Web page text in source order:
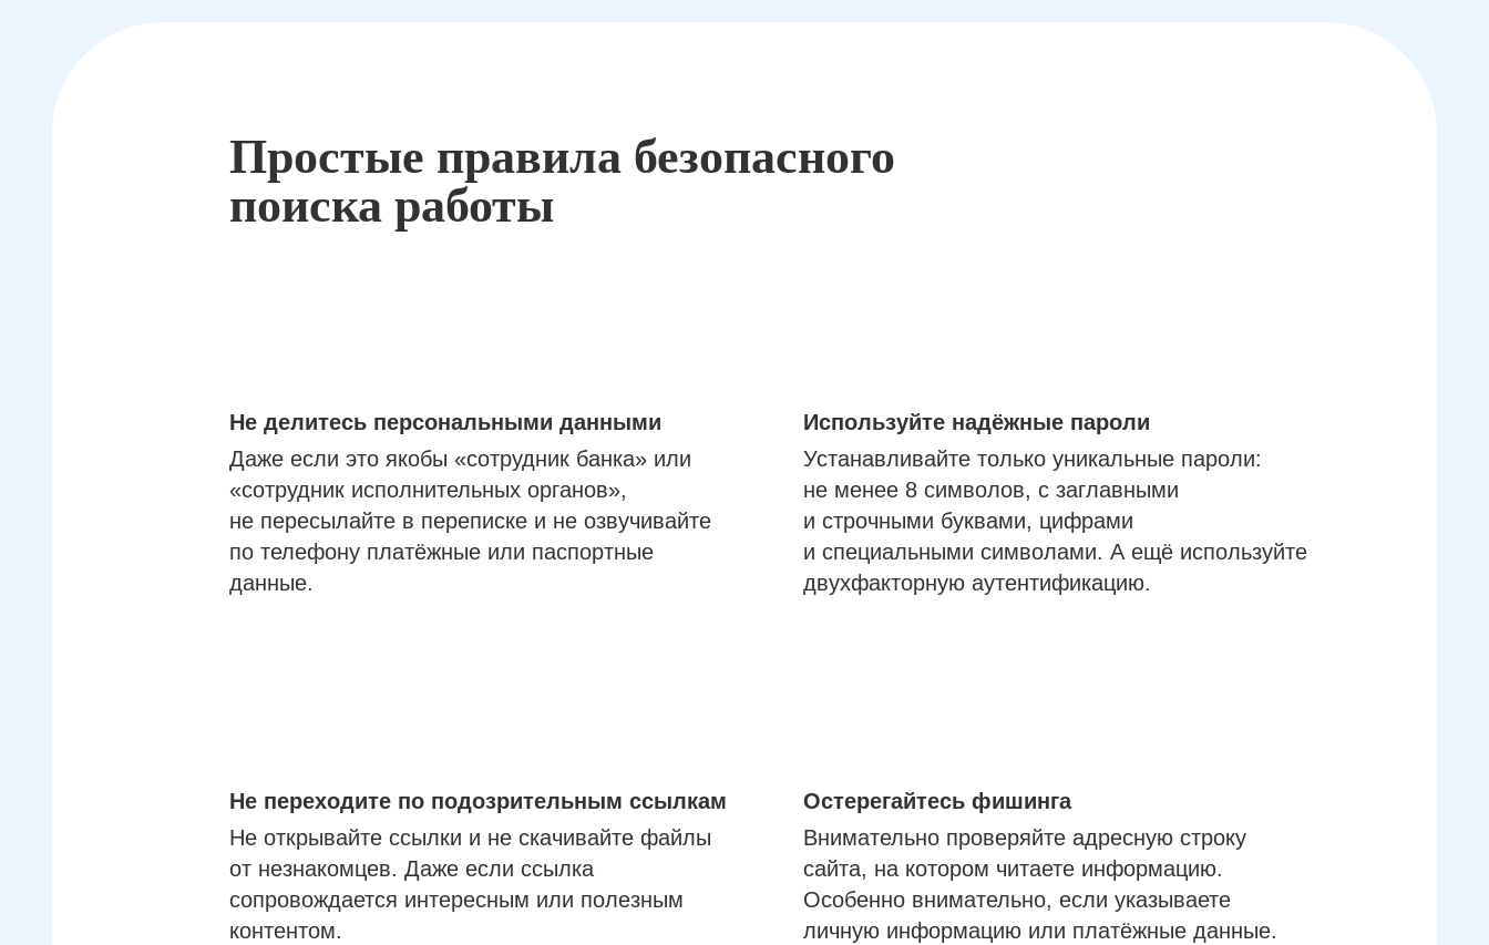
Простые правила безопасного
поиска работы
Не делитесь персональными данными
Даже если это якобы «сотрудник банка» или
«сотрудник исполнительных органов»,
не пересылайте в переписке и не озвучивайте
по телефону платёжные или паспортные
данные.
Используйте надёжные пароли
Устанавливайте только уникальные пароли:
не менее 8 символов, с заглавными
и строчными буквами, цифрами
и специальными символами. А ещё используйте
двухфакторную аутентификацию.
Не переходите по подозрительным ссылкам
Не открывайте ссылки и не скачивайте файлы
от незнакомцев. Даже если ссылка
сопровождается интересным или полезным
контентом.
Остерегайтесь фишинга
Внимательно проверяйте адресную строку
сайта, на котором читаете информацию.
Особенно внимательно, если указываете
личную информацию или платёжные данные.